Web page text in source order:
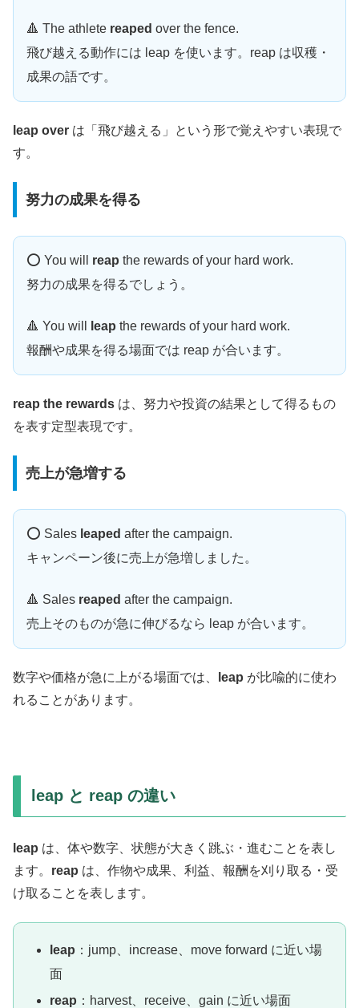
🔺 The athlete reaped over the fence.
飛び越える動作には leap を使います。reap は収穫・
成果の語です。
leap over は「飛び越える」という形で覚えやすい表現で
す。
努力の成果を得る
⭕️ You will reap the rewards of your hard work.
努力の成果を得るでしょう。
🔺 You will leap the rewards of your hard work.
報酬や成果を得る場面では reap が合います。
reap the rewards は、努力や投資の結果として得るもの
を表す定型表現です。
売上が急増する
⭕️ Sales leaped after the campaign.
キャンペーン後に売上が急増しました。
🔺 Sales reaped after the campaign.
売上そのものが急に伸びるなら leap が合います。
数字や価格が急に上がる場面では、 leap が比喩的に使わ
れることがあります。
leap と reap の違い
leap は、体や数字、状態が大きく跳ぶ・進むことを表し
ます。 reap は、作物や成果、利益、報酬を刈り取る・受
け取ることを表します。
leap ：jump、increase、move forward に近い場
面
reap ：harvest、receive、gain に近い場面